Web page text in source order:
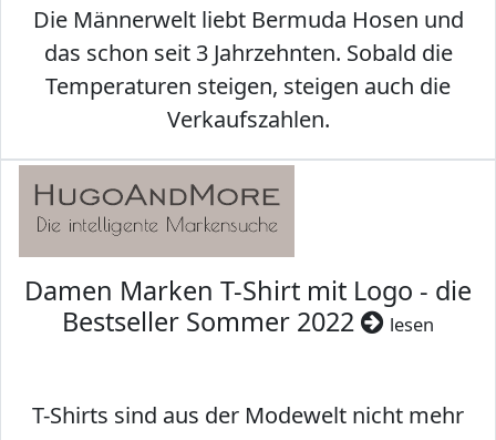
Die Männerwelt liebt Bermuda Hosen und
das schon seit 3 Jahrzehnten. Sobald die
Temperaturen steigen, steigen auch die
Verkaufszahlen.
Damen Marken T-Shirt mit Logo - die
Bestseller Sommer 2022
lesen
T-Shirts sind aus der Modewelt nicht mehr